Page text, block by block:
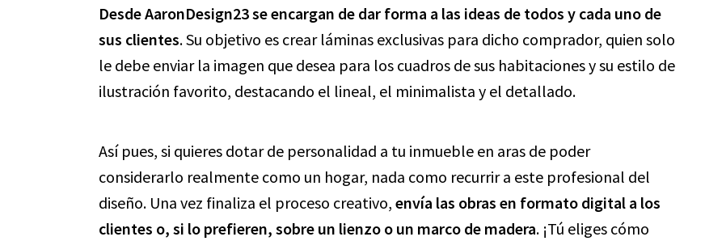
Desde AaronDesign23 se encargan de dar forma a las ideas de todos y cada uno de
sus clientes. Su objetivo es crear láminas exclusivas para dicho comprador, quien solo
le debe enviar la imagen que desea para los cuadros de sus habitaciones y su estilo de
ilustración favorito, destacando el lineal, el minimalista y el detallado.
Así pues, si quieres dotar de personalidad a tu inmueble en aras de poder
considerarlo realmente como un hogar, nada como recurrir a este profesional del
diseño. Una vez finaliza el proceso creativo, envía las obras en formato digital a los
clientes o, si lo prefieren, sobre un lienzo o un marco de madera. ¡Tú eliges cómo